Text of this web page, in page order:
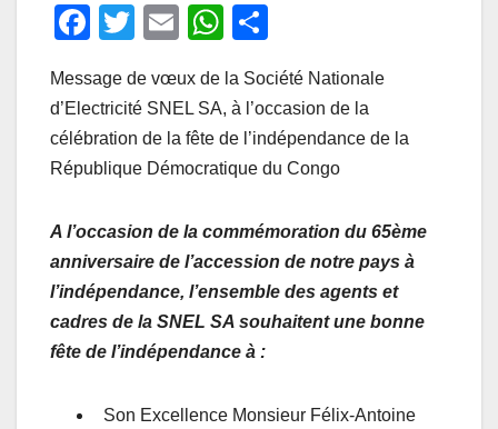
F
c
e
b
o
k
T
tt
er
E
ail
W
at
s
A
p
ta
g
er
Message de vœux de la Société Nationale
d’Electricité SNEL SA, à l’occasion de la
célébration de la fête de l’indépendance de la
République Démocratique du Congo
A l’occasion de la commémoration du 65ème
anniversaire de l’accession de notre pays à
l’indépendance, l’ensemble des agents et
cadres de la SNEL SA souhaitent une bonne
fête de l’indépendance à :
Son Excellence Monsieur Félix-Antoine